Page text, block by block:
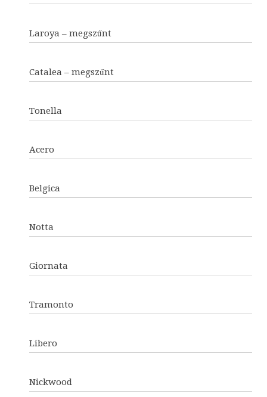
Laroya – megszűnt
Catalea – megszűnt
Tonella
Acero
Belgica
Notta
Giornata
Tramonto
Libero
Nickwood